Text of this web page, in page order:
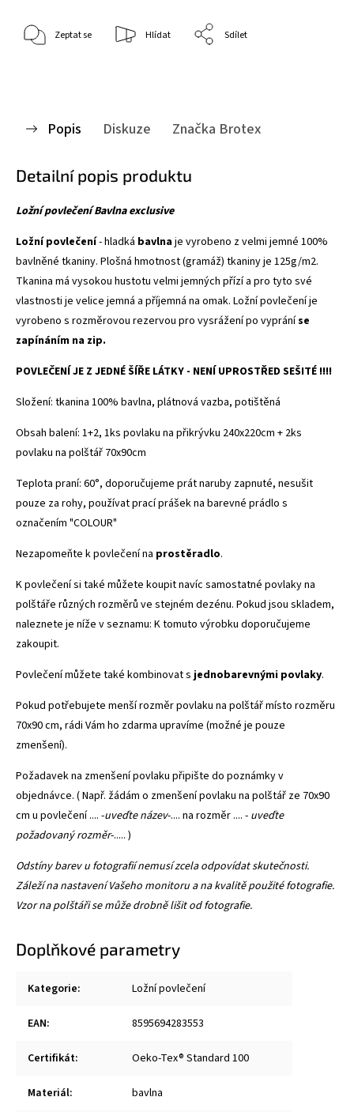
Zeptat se Hlídat Sdílet
Popis Diskuze Značka Brotex
Detailní popis produktu
Ložní povlečení Bavlna exclusive
Ložní povlečení- hladká bavlnaje vyrobeno z velmi jemné 100%
bavlněné tkaniny. Plošná hmotnost (gramáž) tkaniny je 125g/m2.
Tkanina má vysokou hustotu velmi jemných přízí a pro tyto své
vlastnosti je velice jemná a příjemná na omak. Ložní povlečení je
vyrobeno s rozměrovou rezervou pro vysrážení po vypráníse
zapínáním na zip.
POVLEČENÍ JE Z JEDNÉ ŠÍŘE LÁTKY - NENÍ UPROSTŘED SEŠITÉ !!!!
Složení: tkanina 100% bavlna, plátnová vazba, potištěná
Obsah balení: 1+2, 1ks povlaku na přikrývku 240x220cm + 2ks
povlaku na polštář 70x90cm
Teplota praní: 60°, doporučujeme prát naruby zapnuté, nesušit
pouze za rohy, používat prací prášek na barevné prádlo s
označením "COLOUR"
Nezapomeňte k povlečení na prostěradlo.
K povlečení si také můžete koupit navíc samostatné povlaky na
polštáře různých rozměrů ve stejném dezénu. Pokud jsou skladem,
naleznete je níže v seznamu: K tomuto výrobku doporučujeme
zakoupit.
Povlečení můžete také kombinovat sjednobarevnými povlaky.
Pokud potřebujete menší rozměr povlaku na polštář místo rozměru
70x90 cm, rádi Vám ho zdarma upravíme (možné je pouze
zmenšení).
Požadavek na zmenšení povlaku připište do poznámky v
objednávce. ( Např. žádám o zmenšení povlaku na polštář ze 70x90
cm u povlečení .... -uveďte název-.... na rozměr .... - uveďte
požadovaný rozměr-..... )
Odstíny barev u fotografií nemusí zcela odpovídat skutečnosti.
Záleží na nastavení Vašeho monitoru a na kvalitě použité fotografie.
Vzor na polštáři se může drobně lišit od fotografie.
Doplňkové parametry
Kategorie: Ložní povlečení
EAN: 8595694283553
Certifikát: Oeko-Tex® Standard 100
Materiál: bavlna